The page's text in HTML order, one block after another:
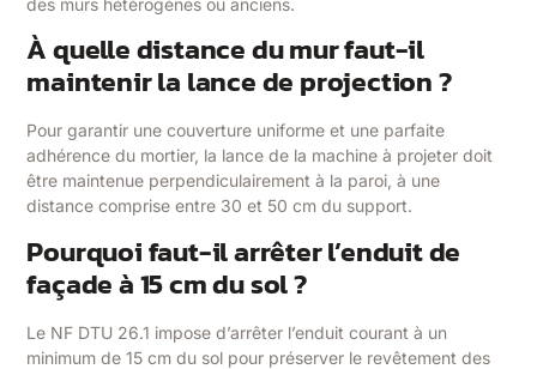
des murs hétérogènes ou anciens.
À quelle distance du mur faut-il
maintenir la lance de projection ?
Pour garantir une couverture uniforme et une parfaite
adhérence du mortier, la lance de la machine à projeter doit
être maintenue perpendiculairement à la paroi, à une
distance comprise entre 30 et 50 cm du support.
Pourquoi faut-il arrêter l’enduit de
façade à 15 cm du sol ?
Le NF DTU 26.1 impose d’arrêter l’enduit courant à un
minimum de 15 cm du sol pour préserver le revêtement des